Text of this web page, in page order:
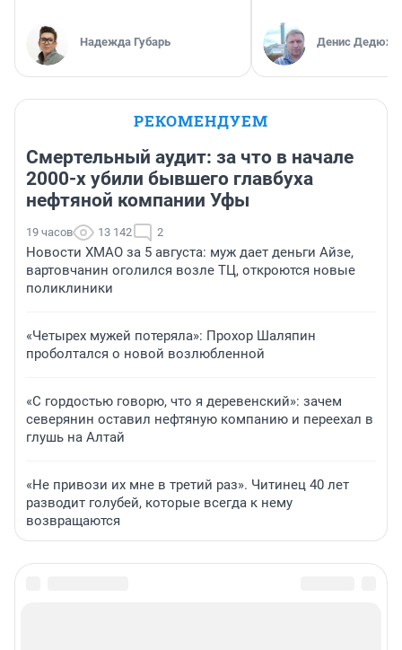
Надежда Губарь Денис
РЕКОМЕНДУЕМ
Смертельный аудит: за что в начале
2000-х убили бывшего главбуха
нефтяной компании Уфы
19 часов 13 142 2
Новости ХМАО за 5 августа: муж дает деньги Айзе,
вартовчанин оголился возле ТЦ, откроются новые
поликлиники
«Четырех мужей потеряла»: Прохор Шаляпин
проболтался о новой возлюбленной
«С гордостью говорю, что я деревенский»: зачем
северянин оставил нефтяную компанию и переехал в
глушь на Алтай
«Не привози их мне в третий раз». Читинец 40 лет
разводит голубей, которые всегда к нему
возвращаются